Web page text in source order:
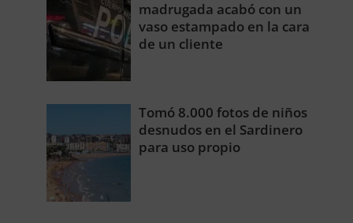
madrugada acabó con un
vaso estampado en la cara
de un cliente
Tomó 8.000 fotos de niños
desnudos en el Sardinero
para uso propio